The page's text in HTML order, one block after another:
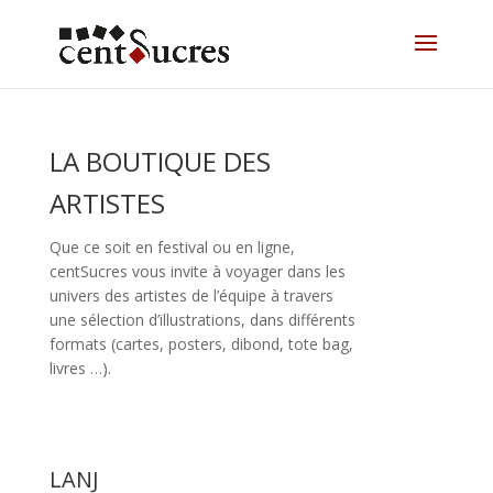
LA BOUTIQUE DES
ARTISTES
Que ce soit en festival ou en ligne,
centSucres vous invite à voyager dans les
univers des artistes de l’équipe à travers
une sélection d’illustrations, dans différents
formats (cartes, posters, dibond, tote bag,
livres …).
LANJ